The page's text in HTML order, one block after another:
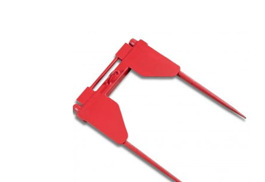
TOEVOEGEN AAN WINKELWAGEN